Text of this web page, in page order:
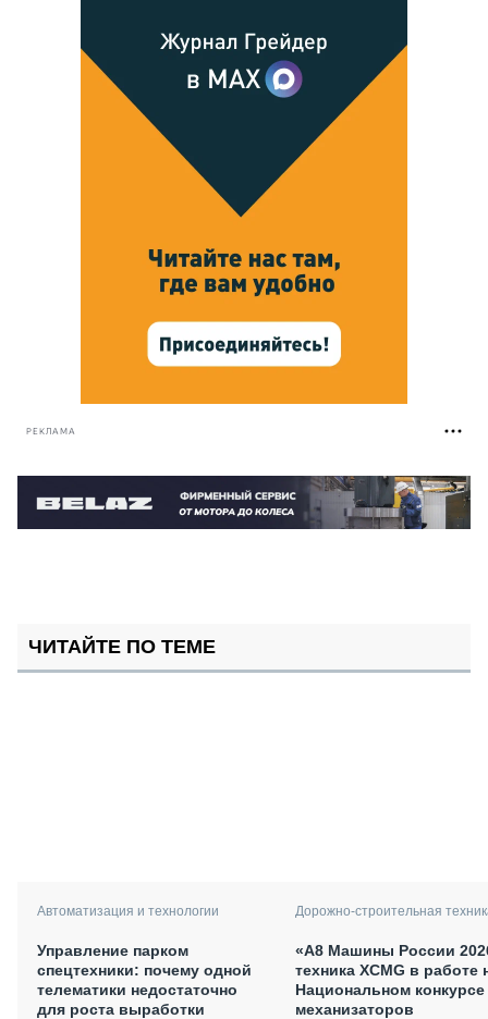
РЕКЛАМА
ЧИТАЙТЕ ПО ТЕМЕ
Автоматизация и технологии
Управление парком
спецтехники: почему одной
телематики недостаточно
для роста выработки
Дорожно-строительная
«А8 Машины России
техника XCMG в работе
Национальном конкурсе
механизаторов